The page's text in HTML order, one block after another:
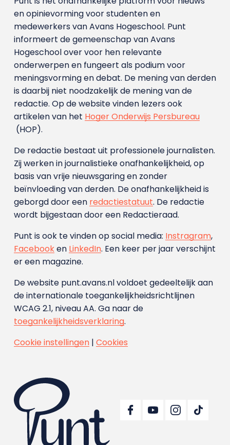
en opinievorming voor studenten en
medewerkers van Avans Hoge­school. Punt
informeert de gemeenschap van Avans
Hogeschool over voor hen relevante
onderwerpen en fungeert als podium voor
meningsvorming en debat. De mening van derden
is daarbij niet noodzakelijk de mening van de
redactie. Op de website vinden lezers ook
artikelen van het Hoger Onderwijs Persbureau
(HOP).
De redactie bestaat uit professionele journalisten.
Zij werken in journalistieke onafhankelijkheid, op
basis van vrije nieuwsgaring en zonder
beïnvloeding van derden. De onafhankelijkheid is
geborgd door een redactiestatuut. De redactie
wordt bijgestaan door een Redactieraad.
Punt is ook te vinden op social media: Instragram,
Facebooken LinkedIn. Een keer per jaar verschijnt
er een magazine.
De website punt.avans.nl voldoet gedeeltelijk aan
de internationale toegankelijkheidsrichtlijnen
WCAG 2.1, niveau AA. Ga naar de
toegankelijkheidsverklaring.
Cookie instellingen| Cookies